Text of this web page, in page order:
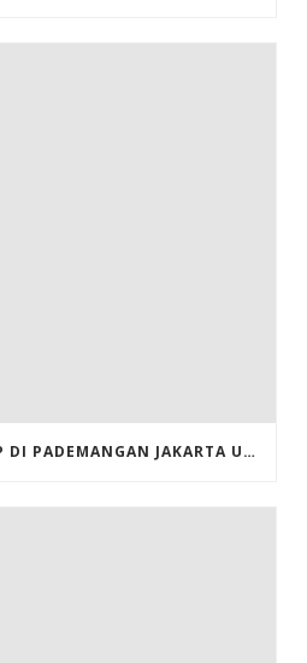
JASA PEMBASMI RAYAP DI PADEMANGAN JAKARTA UTARA